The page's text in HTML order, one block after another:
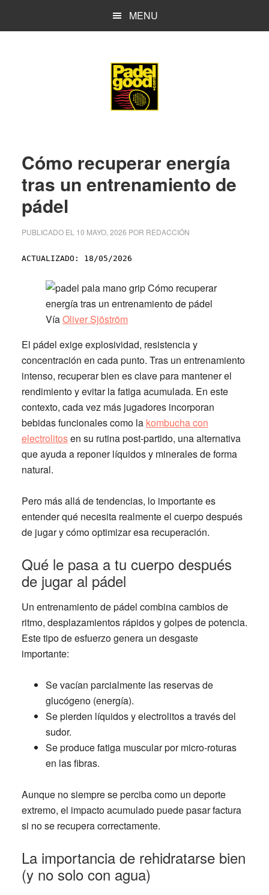
MENU
Cómo recuperar energía
tras un entrenamiento de
pádel
PUBLICADO EL 10 MAYO, 2026 POR REDACCIÓN
ACTUALIZADO: 18/05/2026
VíaOliver Sjöström
El pádel exige explosividad, resistencia y
concentración en cada punto. Tras un entrenamiento
intenso, recuperar bien es clave para mantener el
rendimiento y evitar la fatiga acumulada. En este
contexto, cada vez más jugadores incorporan
bebidas funcionales como la kombucha con
electrolitosen su rutina post-partido, una alternativa
que ayuda a reponer líquidos y minerales de forma
natural.
Pero más allá de tendencias, lo importante es
entender qué necesita realmente el cuerpo después
de jugar y cómo optimizar esa recuperación.
Qué le pasa a tu cuerpo después
de jugar al pádel
Un entrenamiento de pádel combina cambios de
ritmo, desplazamientos rápidos y golpes de potencia.
Este tipo de esfuerzo genera un desgaste
importante:
Se vacían parcialmente las reservas de
glucógeno (energía).
Se pierden líquidos y electrolitos a través del
sudor.
Se produce fatiga muscular por micro-roturas
en las fibras.
Aunque no siempre se perciba como un deporte
extremo, el impacto acumulado puede pasar factura
si no se recupera correctamente.
La importancia de rehidratarse bien
(y no solo con agua)